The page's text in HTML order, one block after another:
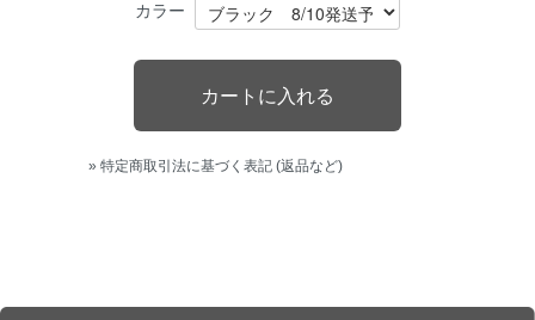
カラー
» 特定商取引法に基づく表記 (返品など)